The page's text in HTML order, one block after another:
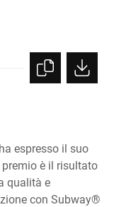
espresso il suo
è il risultato
qualità e
con Subway®